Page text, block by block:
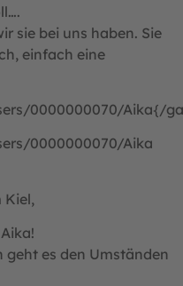
sie bei uns haben. Sie
einfach eine
0000000070/Aika{/
0000000070/Aika
Kiel,
geht es den Umständen